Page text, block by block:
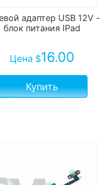
адаптер USB 12V -
блок питания IPad
Цена $16.00
Купить